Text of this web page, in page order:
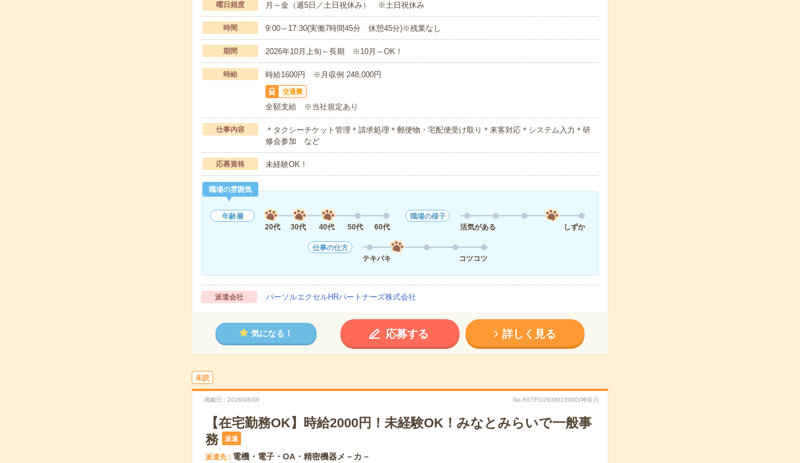
曜日頻度 月～金（週5日／土日祝休み） ※土日祝休み
時間 9:00～17:30(実働7時間45分 休憩45分)※残業なし
期間 2026年10月上旬～長期 ※10月～OK！
時給 時給1600円 ※月収例 248,000円
交通費
全額支給 ※当社規定あり
仕事内容
＊タクシーチケット管理＊請求処理＊郵便物・宅配便受け取り＊来客対応＊システム入力＊研
修会参加 など
応募資格 未経験OK！
職場の雰囲気
年齢層
20代
30代 40代 50代 60代
職場の様子
活気がある
しずか
仕事の仕方
テキパキ
コツコツ
派遣会社 パーソルエクセルHRパートナーズ株式会社
気になる！ 応募する 詳しく見る
未読
掲載日 2026/08/08 No.RSTFO260802390D/神奈川
【在宅勤務OK】時給2000円！未経験OK！みなとみらいで一般事
務
派遣
派遣先 電機・電子・OA・精密機器メ－カ－